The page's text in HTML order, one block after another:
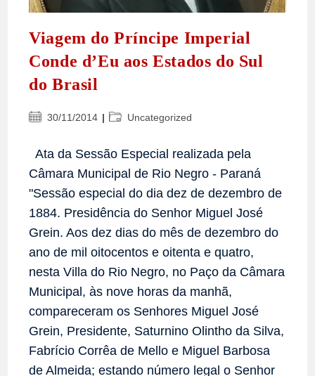
Viagem do Príncipe Imperial
Conde d’Eu aos Estados do Sul
do Brasil
Post30/11/2014
Categoria
Uncategorized
Ata da Sessão Especial realizada pela
Câmara Municipal de Rio Negro - Paraná
"Sessão especial do dia dez de dezembro de
1884. Presidência do Senhor Miguel José
Grein. Aos dez dias do mês de dezembro do
ano de mil oitocentos e oitenta e quatro,
nesta Villa do Rio Negro, no Paço da Câmara
Municipal, às nove horas da manhã,
compareceram os Senhores Miguel José
Grein, Presidente, Saturnino Olintho da Silva,
Fabrício Corrêa de Mello e Miguel Barbosa
de Almeida; estando número legal o Senhor